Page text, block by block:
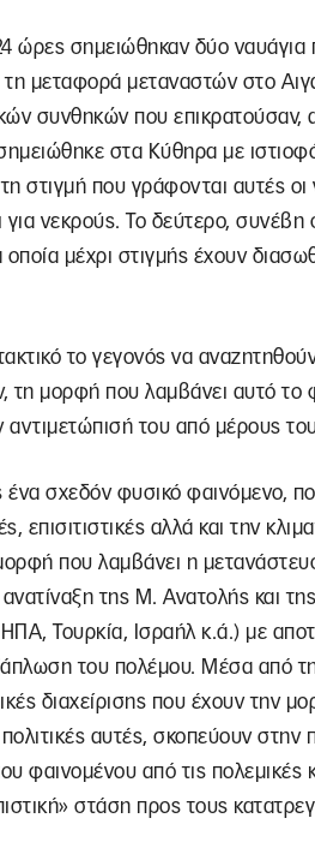
ώρες σημειώθηκαν δύο ναυάγια
τη μεταφορά μεταναστών στο
συνθηκών που επικρατούσαν,
στα Κύθηρα με
στιγμή που γράφονται αυτές
νεκρούς. Το δεύτερο,
μέχρι στιγμής έχουν
το γεγονός να
τη μορφή που λαμβάνει αυτό το
του από μέρους
σχεδόν φυσικό φαινόμενο,
επισιτιστικές αλλά και την
που λαμβάνει η
της Μ. Ανατολής και
ΗΠΑ, Τουρκία, Ισραήλ κ.ά.) με
του πολέμου. Μέσα από
διαχείρισης που έχουν την
αυτές, σκοπεύουν στην
φαινομένου από τις πολεμικές
στάση προς τους